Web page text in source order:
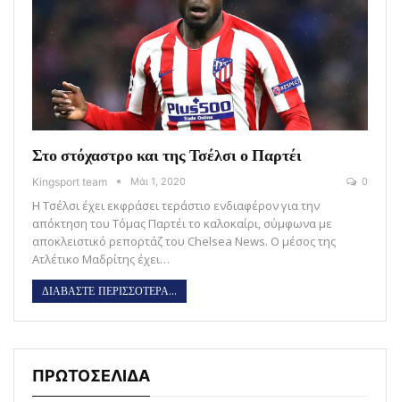
Στο στόχαστρο και της Τσέλσι ο Παρτέι
Kingsport team Μάι 1, 2020 0
Η Τσέλσι έχει εκφράσει τεράστιο ενδιαφέρον για την
απόκτηση του Τόμας Παρτέι το καλοκαίρι, σύμφωνα με
αποκλειστικό ρεπορτάζ του Chelsea News. Ο μέσος της
Ατλέτικο Μαδρίτης έχει…
ΔΙΑΒΑΣΤΕ ΠΕΡΙΣΣΟΤΕΡΑ...
ΠΡΩΤΟΣΕΛΙΔΑ